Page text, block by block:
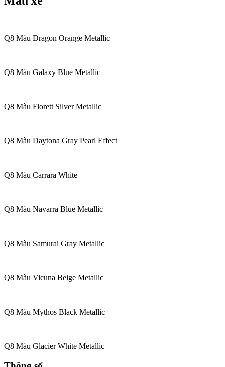
Q8 Màu Dragon Orange Metallic
Q8 Màu Galaxy Blue Metallic
Q8 Màu Florett Silver Metallic
Q8 Màu Daytona Gray Pearl Effect
Q8 Màu Carrara White
Q8 Màu Navarra Blue Metallic
Q8 Màu Samurai Gray Metallic
Q8 Màu Vicuna Beige Metallic
Q8 Màu Mythos Black Metallic
Q8 Màu Glacier White Metallic